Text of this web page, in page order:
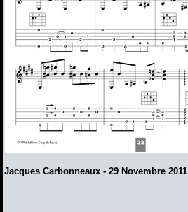
Jacques Carbonneaux - 29 Novembre 2011